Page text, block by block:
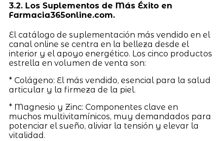
3.2. Los Suplementos de Más Éxito en
Farmacia365online.com.
El catálogo de suplementación más vendido en el
canal online se centra en la belleza desde el
interior y el apoyo energético. Los cinco productos
estrella en volumen de venta son:
* Colágeno: El más vendido, esencial para la salud
articular y la firmeza de la piel.
* Magnesio y Zinc: Componentes clave en
muchos multivitamínicos, muy demandados para
potenciar el sueño, aliviar la tensión y elevar la
vitalidad.